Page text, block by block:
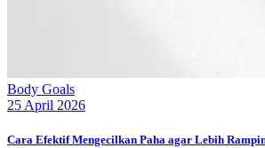
Body Goals
25 April 2026
Cara Efektif Mengecilkan Paha agar Lebih